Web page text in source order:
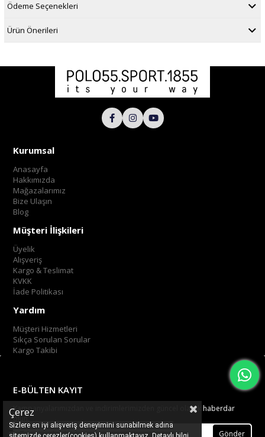
Ödeme Seçenekleri
Ürün Önerileri
Kurumsal
Anasayfa
Hakkımızda
Mağazalarımız
Bize Ulaşın
Blog
Müşteri İlişkileri
Üyelik
Alışveriş
Kargo & Teslimat
KVKK
İade Politikası
Yardım
Müşteri Hizmetleri
Sıkça Sorulan Sorular
Kargo Takibi
E-BÜLTEN KAYIT
Kampanyalarımızdan ve indirimlerimizden güncel olarak haberdar
olun.
Gönder
Çerez
Sizlere en iyi alışveriş deneyimini sunabilmek adına